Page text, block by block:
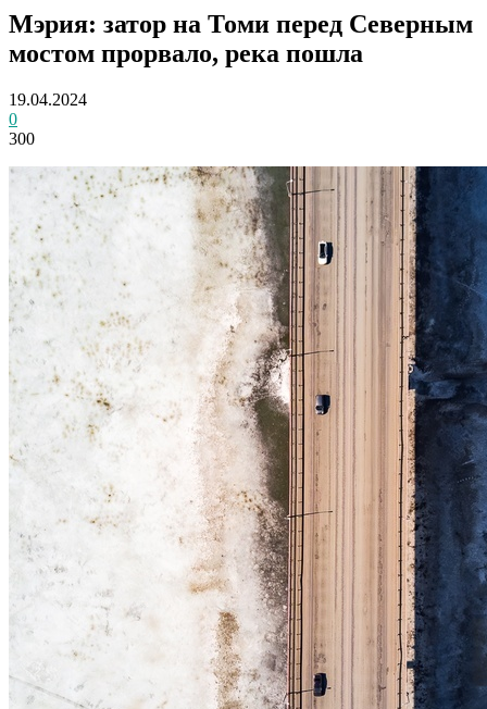
Мэрия: затор на Томи перед Северным
мостом прорвало, река пошла
19.04.2024
0
300